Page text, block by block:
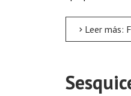
Leer más: Frente a la tragedia provocada por el